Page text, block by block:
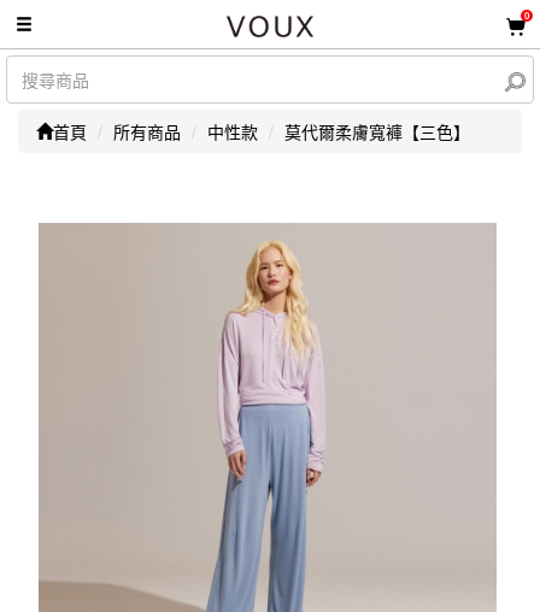
0
首頁 所有商品 中性款 莫代爾柔膚寬褲【三色】